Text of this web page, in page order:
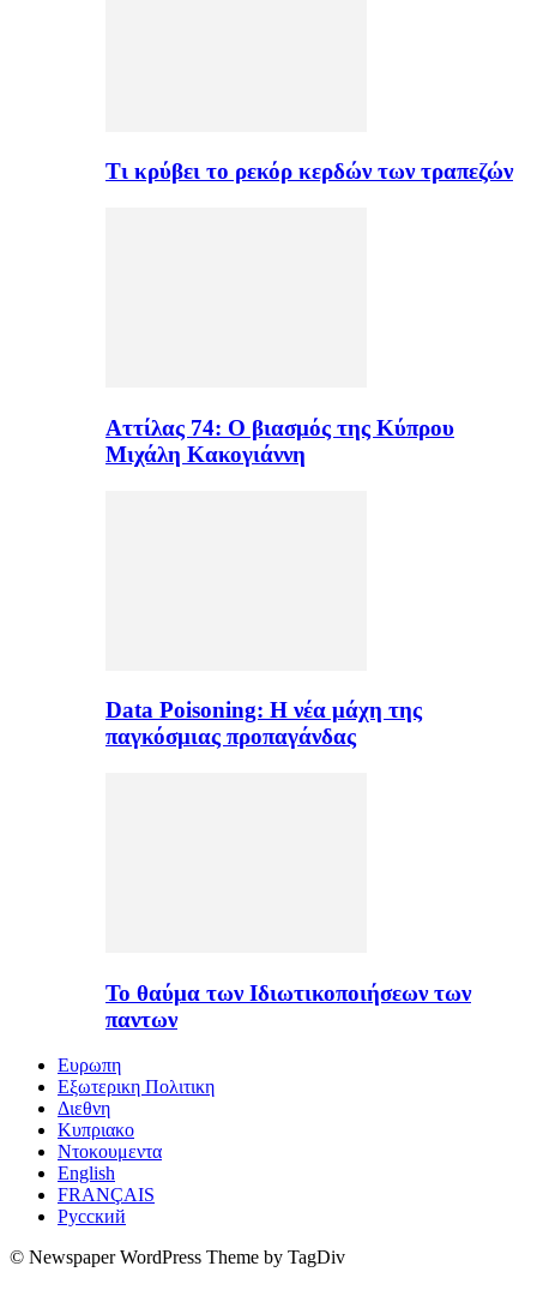
Τι κρύβει το ρεκόρ κερδών των τραπεζών
Αττίλας 74: Ο βιασμός της Κύπρου
Μιχάλη Κακογιάννη
Data Poisoning: Η νέα μάχη της
παγκόσμιας προπαγάνδας
Το θαύμα των Ιδιωτικοποιήσεων των
παντων
Ευρωπη
Εξωτερικη Πολιτικη
Διεθνη
Κυπριακο
Ντοκουμεντα
English
FRANÇAIS
Русский
© Newspaper WordPress Theme by TagDiv